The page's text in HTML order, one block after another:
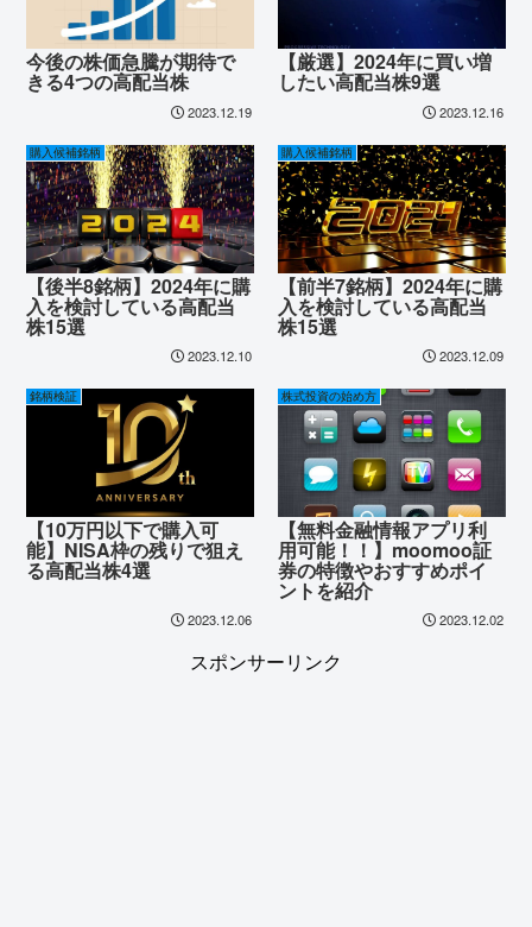
今後の株価急騰が期待で
きる4つの高配当株
2023.12.19
【厳選】2024年に買い増
したい高配当株9選
2023.12.16
購入候補銘柄
【後半8銘柄】2024年に購
入を検討している高配当
株15選
2023.12.10
購入候補銘柄
【前半7銘柄】2024年に購
入を検討している高配当
株15選
2023.12.09
銘柄検証
【10万円以下で購入可
能】NISA枠の残りで狙え
る高配当株4選
2023.12.06
株式投資の始め方
【無料金融情報アプリ利
用可能！！】moomoo証
券の特徴やおすすめポイ
ントを紹介
2023.12.02
スポンサーリンク